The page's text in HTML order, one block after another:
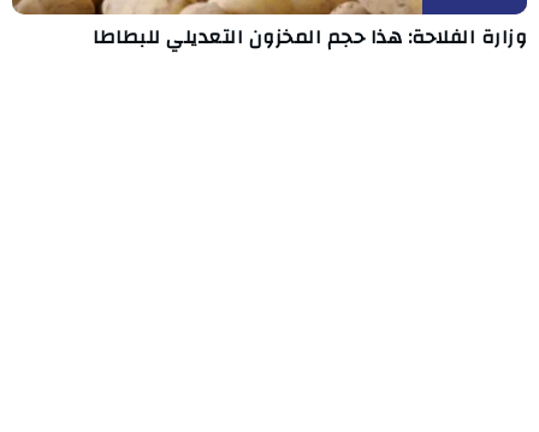
وزارة الفلاحة: هذا حجم المخزون التعديلي للبطاطا